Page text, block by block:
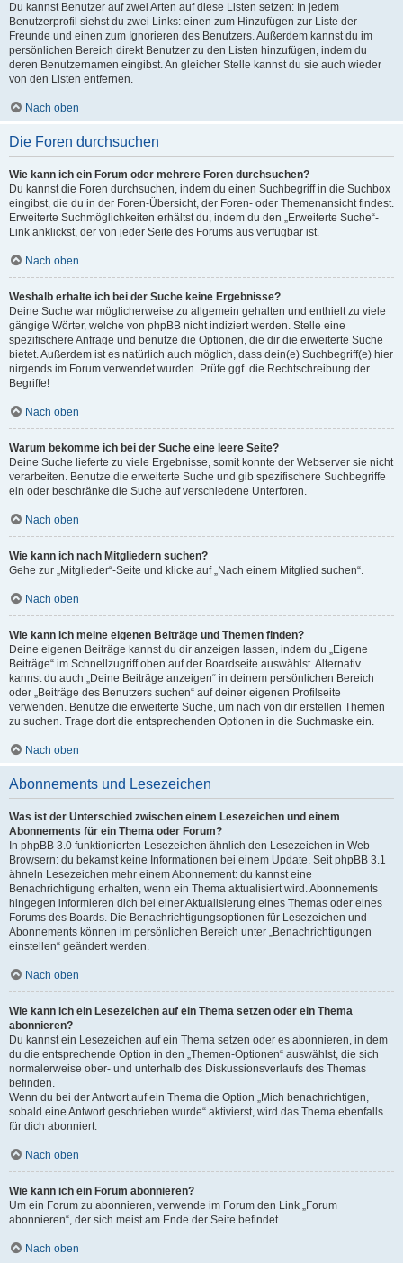
Du kannst Benutzer auf zwei Arten auf diese Listen setzen: In jedem
Benutzerprofil siehst du zwei Links: einen zum Hinzufügen zur Liste der
Freunde und einen zum Ignorieren des Benutzers. Außerdem kannst du im
persönlichen Bereich direkt Benutzer zu den Listen hinzufügen, indem du
deren Benutzernamen eingibst. An gleicher Stelle kannst du sie auch wieder
von den Listen entfernen.
Nach oben
Die Foren durchsuchen
Wie kann ich ein Forum oder mehrere Foren durchsuchen?
Du kannst die Foren durchsuchen, indem du einen Suchbegriff in die Suchbox
eingibst, die du in der Foren-Übersicht, der Foren- oder Themenansicht findest.
Erweiterte Suchmöglichkeiten erhältst du, indem du den „Erweiterte Suche“-
Link anklickst, der von jeder Seite des Forums aus verfügbar ist.
Nach oben
Weshalb erhalte ich bei der Suche keine Ergebnisse?
Deine Suche war möglicherweise zu allgemein gehalten und enthielt zu viele
gängige Wörter, welche von phpBB nicht indiziert werden. Stelle eine
spezifischere Anfrage und benutze die Optionen, die dir die erweiterte Suche
bietet. Außerdem ist es natürlich auch möglich, dass dein(e) Suchbegriff(e) hier
nirgends im Forum verwendet wurden. Prüfe ggf. die Rechtschreibung der
Begriffe!
Nach oben
Warum bekomme ich bei der Suche eine leere Seite?
Deine Suche lieferte zu viele Ergebnisse, somit konnte der Webserver sie nicht
verarbeiten. Benutze die erweiterte Suche und gib spezifischere Suchbegriffe
ein oder beschränke die Suche auf verschiedene Unterforen.
Nach oben
Wie kann ich nach Mitgliedern suchen?
Gehe zur „Mitglieder“-Seite und klicke auf „Nach einem Mitglied suchen“.
Nach oben
Wie kann ich meine eigenen Beiträge und Themen finden?
Deine eigenen Beiträge kannst du dir anzeigen lassen, indem du „Eigene
Beiträge“ im Schnellzugriff oben auf der Boardseite auswählst. Alternativ
kannst du auch „Deine Beiträge anzeigen“ in deinem persönlichen Bereich
oder „Beiträge des Benutzers suchen“ auf deiner eigenen Profilseite
verwenden. Benutze die erweiterte Suche, um nach von dir erstellen Themen
zu suchen. Trage dort die entsprechenden Optionen in die Suchmaske ein.
Nach oben
Abonnements und Lesezeichen
Was ist der Unterschied zwischen einem Lesezeichen und einem
Abonnements für ein Thema oder Forum?
In phpBB 3.0 funktionierten Lesezeichen ähnlich den Lesezeichen in Web-
Browsern: du bekamst keine Informationen bei einem Update. Seit phpBB 3.1
ähneln Lesezeichen mehr einem Abonnement: du kannst eine
Benachrichtigung erhalten, wenn ein Thema aktualisiert wird. Abonnements
hingegen informieren dich bei einer Aktualisierung eines Themas oder eines
Forums des Boards. Die Benachrichtigungsoptionen für Lesezeichen und
Abonnements können im persönlichen Bereich unter „Benachrichtigungen
einstellen“ geändert werden.
Nach oben
Wie kann ich ein Lesezeichen auf ein Thema setzen oder ein Thema
abonnieren?
Du kannst ein Lesezeichen auf ein Thema setzen oder es abonnieren, in dem
du die entsprechende Option in den „Themen-Optionen“ auswählst, die sich
normalerweise ober- und unterhalb des Diskussionsverlaufs des Themas
befinden.
Wenn du bei der Antwort auf ein Thema die Option „Mich benachrichtigen,
sobald eine Antwort geschrieben wurde“ aktivierst, wird das Thema ebenfalls
für dich abonniert.
Nach oben
Wie kann ich ein Forum abonnieren?
Um ein Forum zu abonnieren, verwende im Forum den Link „Forum
abonnieren“, der sich meist am Ende der Seite befindet.
Nach oben